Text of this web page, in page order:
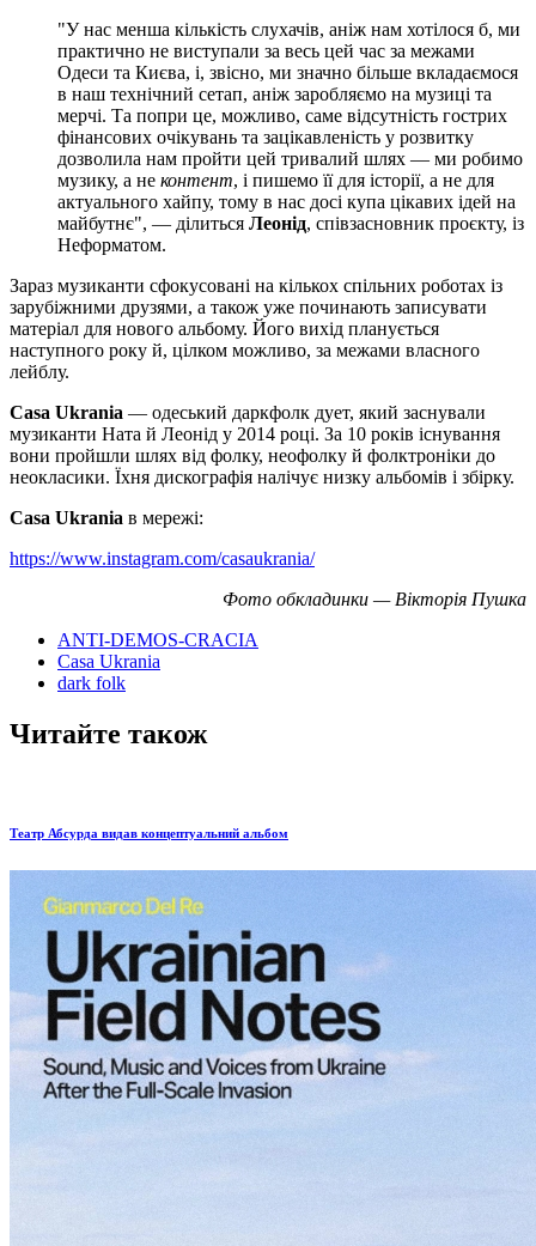
"У нас менша кількість слухачів, аніж нам хотілося б, ми
практично не виступали за весь цей час за межами
Одеси та Києва, і, звісно, ми значно більше вкладаємося
в наш технічний сетап, аніж заробляємо на музиці та
мерчі. Та попри це, можливо, саме відсутність гострих
фінансових очікувань та зацікавленість у розвитку
дозволила нам пройти цей тривалий шлях — ми робимо
музику, а не контент, і пишемо її для історії, а не для
актуального хайпу, тому в нас досі купа цікавих ідей на
майбутнє", — ділиться Леонід, співзасновник проєкту, із
Неформатом.
Зараз музиканти сфокусовані на кількох спільних роботах із
зарубіжними друзями, а також уже починають записувати
матеріал для нового альбому. Його вихід планується
наступного року й, цілком можливо, за межами власного
лейблу.
Casa Ukrania — одеський даркфолк дует, який заснували
музиканти Ната й Леонід у 2014 році. За 10 років існування
вони пройшли шлях від фолку, неофолку й фолктроніки до
неокласики. Їхня дискографія налічує низку альбомів і збірку.
Casa Ukrania в мережі:
https://www.instagram.com/casaukrania/
Фото обкладинки — Вікторія Пушка
ANTI-DEMOS-CRACIA
Casa Ukrania
dark folk
Читайте також
Театр Абсурда видав концептуальний альбом